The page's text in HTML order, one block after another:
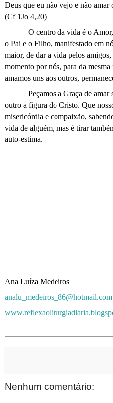
Deus que eu não vejo e não amar
(Cf 1Jo 4,20)
O centro da vida é o
o Pai e o Filho, manifestado em
maior, de dar a vida pelos
momento por nós, para da
amamos uns aos outros,
Peçamos a Graça de amar
outro a figura do Cristo. Que
misericórdia e compaixão,
vida de alguém, mas é tirar
auto-estima.
Ana Luíza Medeiros
analu_medeiros_86@hotmail.com
Nenhum comentário: